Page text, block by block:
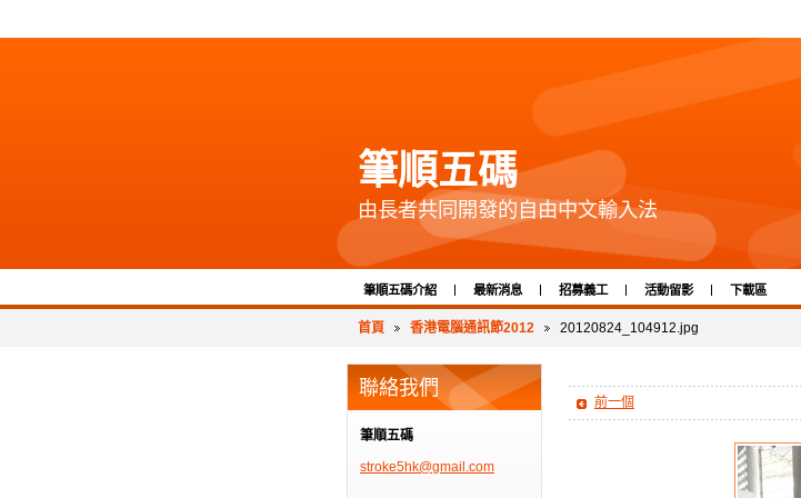
筆順五碼
由長者共同開發的自由中文輸入法
筆順五碼介紹 最新消息 招募義工 活動留影 下載區
首頁 香港電腦通訊節2012 20120824_104912.jpg
前一個
聯絡我們
筆順五碼
stroke5hk@gmail.com